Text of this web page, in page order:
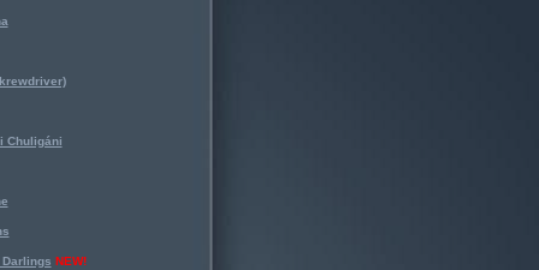
Chuligáni
NEW!